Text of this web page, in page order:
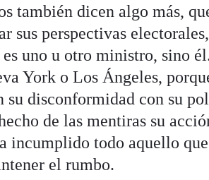
también dicen algo más,
sus perspectivas
uno u otro ministro, sino
York o Los Ángeles,
su disconformidad con su
de las mentiras su
incumplido todo aquello
el rumbo.